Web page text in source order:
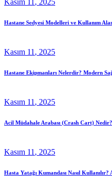
Hastane Sedyesi Modelleri ve Kullanım
Kasım 11 , 2025
Hastane Ekipmanları Nelerdir? Modern
Kasım 11 , 2025
Acil Müdahale Arabası (Crash Cart)
Kasım 11 , 2025
Hasta Yatağı Kumandası Nasıl Kullanılır?